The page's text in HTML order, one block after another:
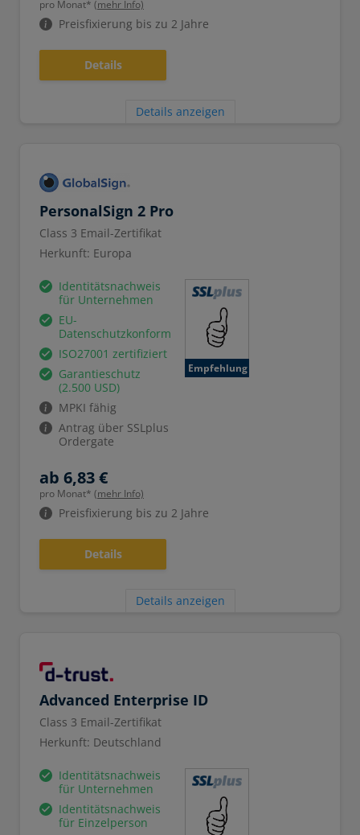
pro Monat* (mehr Info)
Preisfixierung bis zu 2 Jahre
Details
Details anzeigen
PersonalSign 2 Pro
Class 3 Email-Zertifikat
Herkunft: Europa
Identitätsnachweis
für Unternehmen
EU-
Datenschutzkonform
ISO27001 zertifiziert
Garantieschutz
(2.500 USD)
MPKI fähig
Antrag über SSLplus
Ordergate
Empfehlung
ab 6,83 €
pro Monat* (mehr Info)
Preisfixierung bis zu 2 Jahre
Details
Details anzeigen
Advanced Enterprise ID
Class 3 Email-Zertifikat
Herkunft: Deutschland
Identitätsnachweis
für Unternehmen
Identitätsnachweis
für Einzelperson